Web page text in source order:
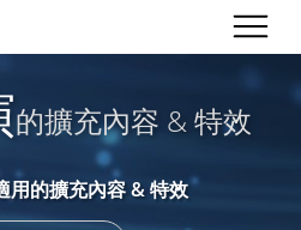
的擴充內容 & 特效
用的擴充內容 & 特效